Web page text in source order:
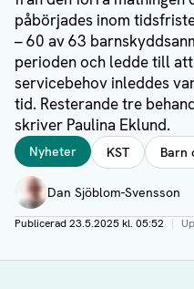
påbörjades inom
– 60 av 63
perioden och ledde till
servicebehov inleddes
tid. Resterande tre
skriver Paulina Eklund.
Taggar
Nyheter KST Barn
Författare
Dan Sjöblom-Svensson
Visa profil
Publicerad23.5.2025 kl. 05:52 |